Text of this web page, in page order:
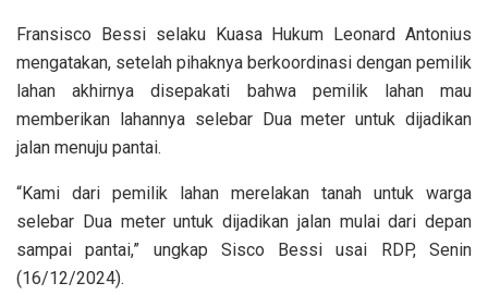
Fransisco Bessi selaku Kuasa Hukum Leonard Antonius
mengatakan, setelah pihaknya berkoordinasi dengan pemilik
lahan akhirnya disepakati bahwa pemilik lahan mau
memberikan lahannya selebar Dua meter untuk dijadikan
jalan menuju pantai.
“Kami dari pemilik lahan merelakan tanah untuk warga
selebar Dua meter untuk dijadikan jalan mulai dari depan
sampai pantai,” ungkap Sisco Bessi usai RDP, Senin
(16/12/2024).